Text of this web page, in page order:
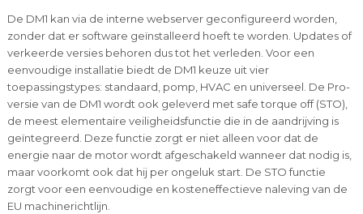
De DM1 kan via de interne webserver geconfigureerd worden,
zonder dat er software geïnstalleerd hoeft te worden. Updates of
verkeerde versies behoren dus tot het verleden. Voor een
eenvoudige installatie biedt de DM1 keuze uit vier
toepassingstypes: standaard, pomp, HVAC en universeel. De Pro-
versie van de DM1 wordt ook geleverd met safe torque off (STO),
de meest elementaire veiligheidsfunctie die in de aandrijving is
geïntegreerd. Deze functie zorgt er niet alleen voor dat de
energie naar de motor wordt afgeschakeld wanneer dat nodig is,
maar voorkomt ook dat hij per ongeluk start. De STO functie
zorgt voor een eenvoudige en kosteneffectieve naleving van de
EU machinerichtlijn.